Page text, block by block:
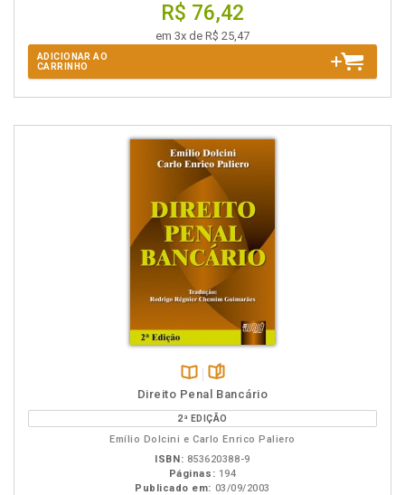
R$ 76,42
em 3x de R$ 25,47
ADICIONAR AO
CARRINHO
Disponível
na
B.V.
páginas
Direito Penal Bancário
2ª EDIÇÃO
Emílio Dolcini e Carlo Enrico Paliero
ISBN: 853620388-9
Páginas: 194
Publicado em: 03/09/2003